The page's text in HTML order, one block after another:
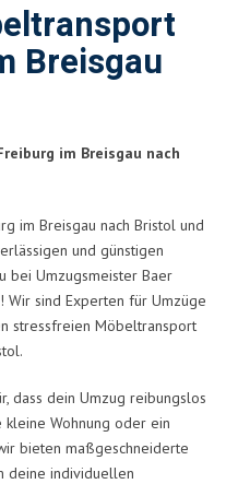
Breisgau
im Breisgau nach
im Breisgau nach Bristol und
und günstigen
bei Umzugsmeister Baer
Wir sind Experten für Umzüge
stressfreien Möbeltransport
dass dein Umzug reibungslos
Wohnung oder ein
bieten maßgeschneiderte
deine individuellen